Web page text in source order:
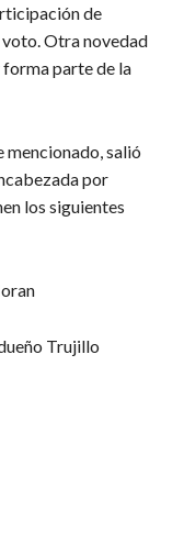
de
voto. Otra novedad
forma parte de la
salió
por
los siguientes
Trujillo